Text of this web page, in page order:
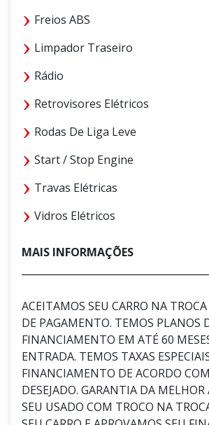
Freios ABS
Limpador Traseiro
Rádio
Retrovisores Elétricos
Rodas De Liga Leve
Start / Stop Engine
Travas Elétricas
Vidros Elétricos
MAIS INFORMAÇÕES
ACEITAMOS SEU CARRO NA
DE PAGAMENTO. TEMOS PLANOS
FINANCIAMENTO EM ATÉ 60
ENTRADA. TEMOS TAXAS
FINANCIAMENTO DE ACORDO
DESEJADO. GARANTIA DA
SEU USADO COM TROCO NA